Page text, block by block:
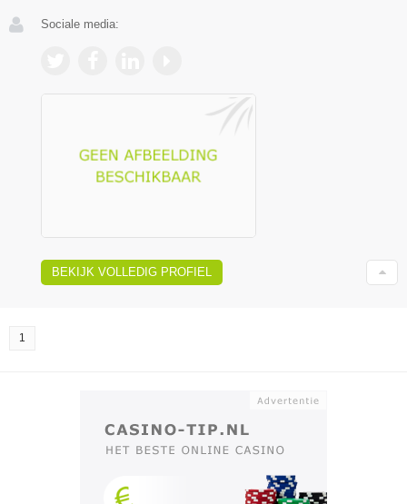
Sociale media:
BEKIJK VOLLEDIG PROFIEL
1